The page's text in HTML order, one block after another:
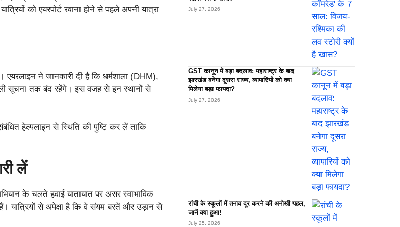
को एयरपोर्ट रवाना होने से पहले अपनी यात्रा
एयरलाइन ने जानकारी दी है कि धर्मशाला (DHM),
सूचना तक बंद रहेंगे। इस वजह से इन स्थानों से
हेल्पलाइन से स्थिति की पुष्टि कर लें ताकि
लें
के चलते हवाई यातायात पर असर स्वाभाविक
यात्रियों से अपेक्षा है कि वे संयम बरतें और उड़ान से
July 27, 2026
GST कानून में बड़ा बदलाव: महाराष्ट्र के बाद
झारखंड बनेगा दूसरा राज्य, व्यापारियों को क्या
मिलेगा बड़ा फायदा?
July 27, 2026
रांची के स्कूलों में तनाव दूर करने की अनोखी पहल,
जानें क्या हुआ!
July 25, 2026